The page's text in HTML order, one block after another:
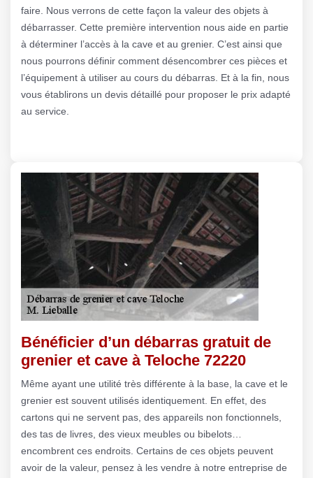
faire. Nous verrons de cette façon la valeur des objets à
débarrasser. Cette première intervention nous aide en partie
à déterminer l’accès à la cave et au grenier. C’est ainsi que
nous pourrons définir comment désencombrer ces pièces et
l’équipement à utiliser au cours du débarras. Et à la fin, nous
vous établirons un devis détaillé pour proposer le prix adapté
au service.
Bénéficier d’un débarras gratuit de
grenier et cave à Teloche 72220
Même ayant une utilité très différente à la base, la cave et le
grenier est souvent utilisés identiquement. En effet, des
cartons qui ne servent pas, des appareils non fonctionnels,
des tas de livres, des vieux meubles ou bibelots…
encombrent ces endroits. Certains de ces objets peuvent
avoir de la valeur, pensez à les vendre à notre entreprise de